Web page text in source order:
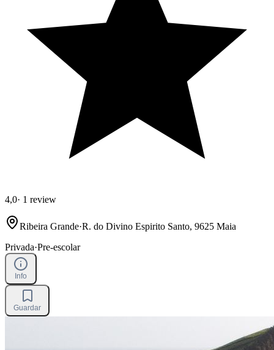
4,0· 1 review
Ribeira Grande·R. do Divino Espirito Santo, 9625 Maia
Privada·Pre-escolar
Info
Guardar